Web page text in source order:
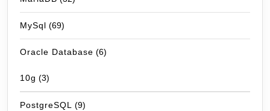
MySql (69)
Oracle Database (6)
10g (3)
PostgreSQL (9)